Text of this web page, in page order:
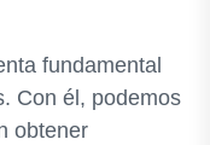
fundamental
Con él, podemos
obtener